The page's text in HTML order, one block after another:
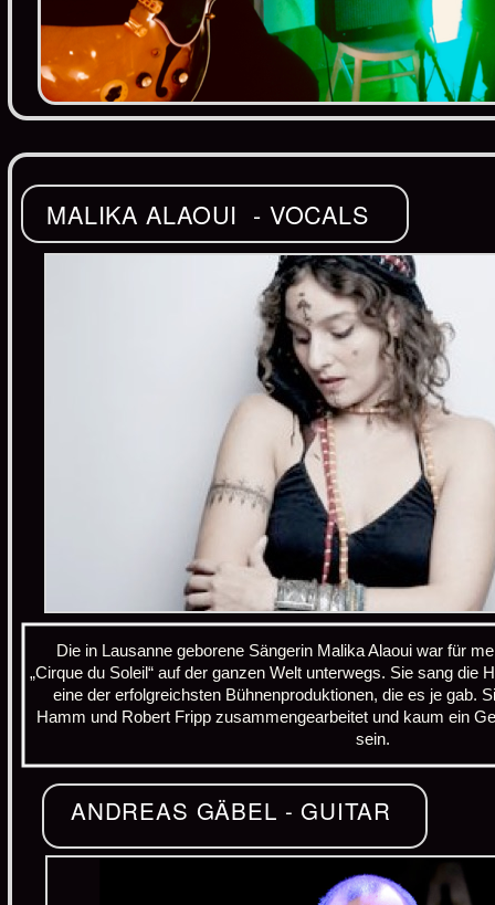
Die in Lausanne geborene Sängerin Malika Alaoui war für
„Cirque du Soleil“ auf der ganzen Welt unterwegs. Sie sang die
eine der erfolgreichsten Bühnenproduktionen, die es je gab.
Hamm und Robert Fripp zusammengearbeitet und kaum ein
sein.
MALIKA ALAOUI - VOCALS
ANDREAS GÄBEL - GUITAR